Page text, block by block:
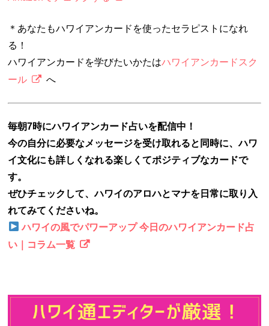
＊あなたもハワイアンカードを使ったセラピストになれ
る！
ハワイアンカードを学びたいかたはハワイアンカードスク
ール
へ
毎朝7時にハワイアンカード占いを配信中！
今の自分に必要なメッセージを受け取れると同時に、ハワ
イ文化にも詳しくなれる楽しくてポジティブなカードで
す。
ぜひチェックして、ハワイのアロハとマナを日常に取り入
れてみてくださいね。
ハワイの風でパワーアップ 今日のハワイアンカード占
い｜コラム一覧